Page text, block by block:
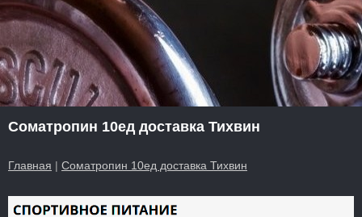
Cоматропин 10ед доставка Тихвин
Главная | Cоматропин 10ед доставка Тихвин